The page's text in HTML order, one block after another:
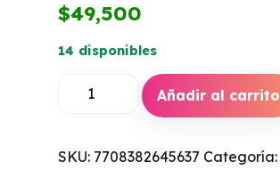
$49,500
14 disponibles
Añadir al carrito
SKU: 7708382645637 Categoría:
SHAMPOO EN SECO
MILAGROS
ARROZ X 175ML